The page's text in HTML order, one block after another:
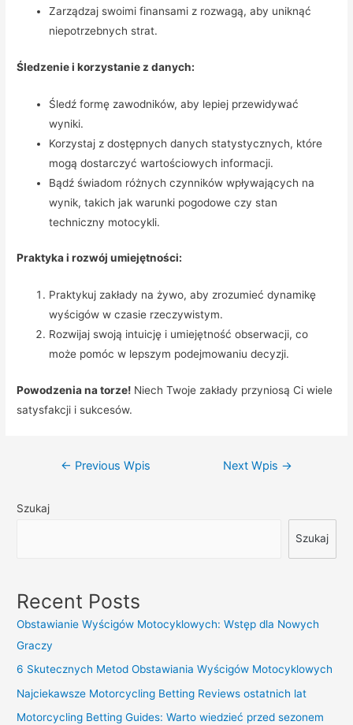
Zarządzaj swoimi finansami z rozwagą, aby uniknąć
niepotrzebnych strat.
Śledzenie i korzystanie z danych:
Śledź formę zawodników, aby lepiej przewidywać
wyniki.
Korzystaj z dostępnych danych statystycznych, które
mogą dostarczyć wartościowych informacji.
Bądź świadom różnych czynników wpływających na
wynik, takich jak warunki pogodowe czy stan
techniczny motocykli.
Praktyka i rozwój umiejętności:
Praktykuj zakłady na żywo, aby zrozumieć dynamikę
wyścigów w czasie rzeczywistym.
Rozwijaj swoją intuicję i umiejętność obserwacji, co
może pomóc w lepszym podejmowaniu decyzji.
Powodzenia na torze! Niech Twoje zakłady przyniosą Ci wiele
satysfakcji i sukcesów.
Nawigacja
← Previous Wpis Next Wpis →
Szukaj
Szukaj
Recent Posts
Obstawianie Wyścigów Motocyklowych: Wstęp dla Nowych
Graczy
6 Skutecznych Metod Obstawiania Wyścigów Motocyklowych
Najciekawsze Motorcycling Betting Reviews ostatnich lat
Motorcycling Betting Guides: Warto wiedzieć przed sezonem